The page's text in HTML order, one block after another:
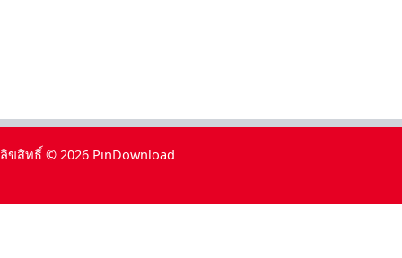
ลิขสิทธิ์ © 2026 PinDownload